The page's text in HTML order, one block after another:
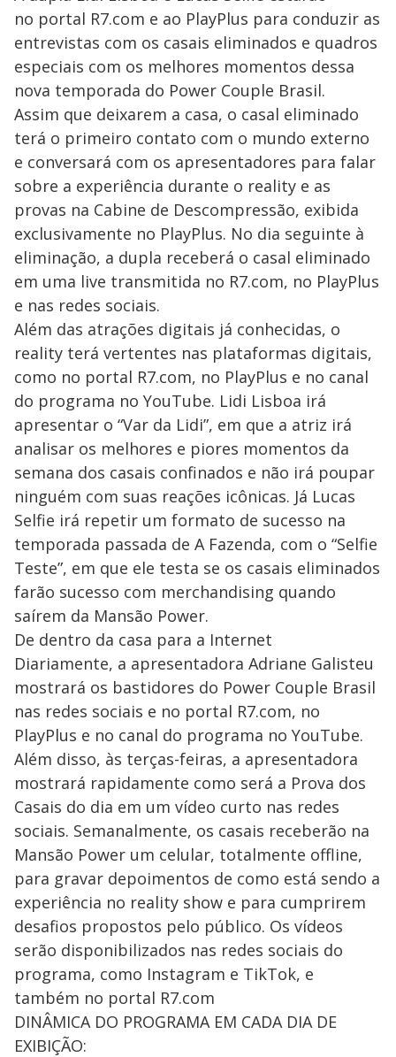
no portal R7.com e ao PlayPlus para conduzir as
entrevistas com os casais eliminados e quadros
especiais com os melhores momentos dessa
nova temporada do Power Couple Brasil.
Assim que deixarem a casa, o casal eliminado
terá o primeiro contato com o mundo externo
e conversará com os apresentadores para falar
sobre a experiência durante o reality e as
provas na Cabine de Descompressão, exibida
exclusivamente no PlayPlus. No dia seguinte à
eliminação, a dupla receberá o casal eliminado
em uma live transmitida no R7.com, no PlayPlus
e nas redes sociais.
Além das atrações digitais já conhecidas, o
reality terá vertentes nas plataformas digitais,
como no portal R7.com, no PlayPlus e no canal
do programa no YouTube. Lidi Lisboa irá
apresentar o “Var da Lidi”, em que a atriz irá
analisar os melhores e piores momentos da
semana dos casais confinados e não irá poupar
ninguém com suas reações icônicas. Já Lucas
Selfie irá repetir um formato de sucesso na
temporada passada de A Fazenda, com o “Selfie
Teste”, em que ele testa se os casais eliminados
farão sucesso com merchandising quando
saírem da Mansão Power.
De dentro da casa para a Internet
Diariamente, a apresentadora Adriane Galisteu
mostrará os bastidores do Power Couple Brasil
nas redes sociais e no portal R7.com, no
PlayPlus e no canal do programa no YouTube.
Além disso, às terças-feiras, a apresentadora
mostrará rapidamente como será a Prova dos
Casais do dia em um vídeo curto nas redes
sociais. Semanalmente, os casais receberão na
Mansão Power um celular, totalmente offline,
para gravar depoimentos de como está sendo a
experiência no reality show e para cumprirem
desafios propostos pelo público. Os vídeos
serão disponibilizados nas redes sociais do
programa, como Instagram e TikTok, e
também no portal R7.com
DINÂMICA DO PROGRAMA EM CADA DIA DE
EXIBIÇÃO: